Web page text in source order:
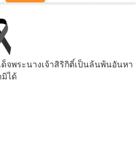
พระนางเจ้าสิริกิติ์เป็นล้นพ้นอันหา
ได้